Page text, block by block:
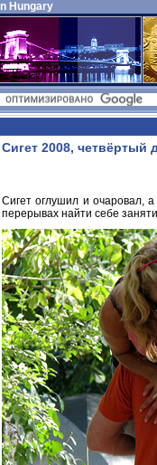
Hungary
Сигет 2008, четвёртый
Сигет оглушил и очаровал,
перерывах найти себе